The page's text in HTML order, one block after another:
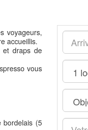
voyageurs,
accueillis.
et draps de
vous
bordelais (5